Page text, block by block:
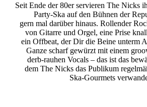
Seit Ende der 80er servieren The Nicks
Party-Ska auf den Bühnen der
gern mal darüber hinaus. Rollender
von Gitarre und Orgel, eine Prise
ein Offbeat, der Dir die Beine unterm
Ganze scharf gewürzt mit einem
derb-rauhen Vocals – das ist das
dem The Nicks das Publikum
Ska-Gourmets